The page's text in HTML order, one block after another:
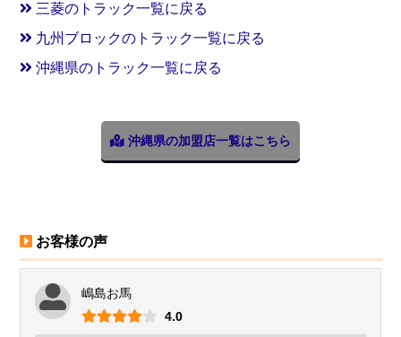
三菱のトラック一覧に戻る
九州ブロックのトラック一覧に戻る
沖縄県のトラック一覧に戻る
沖縄県の加盟店一覧はこちら
お客様の声
嶋島お馬
4.0